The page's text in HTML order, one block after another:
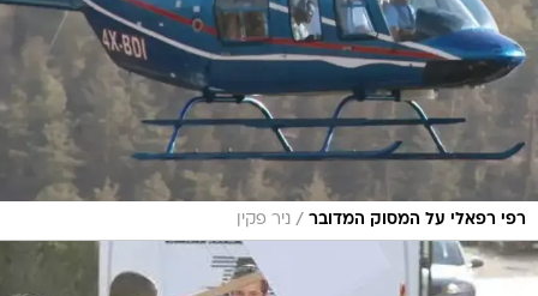
רפי רפאלי על המסוק המדובר / ניר פקין